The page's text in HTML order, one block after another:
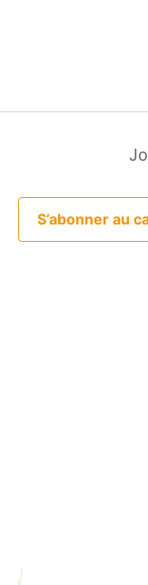
S’abonner au